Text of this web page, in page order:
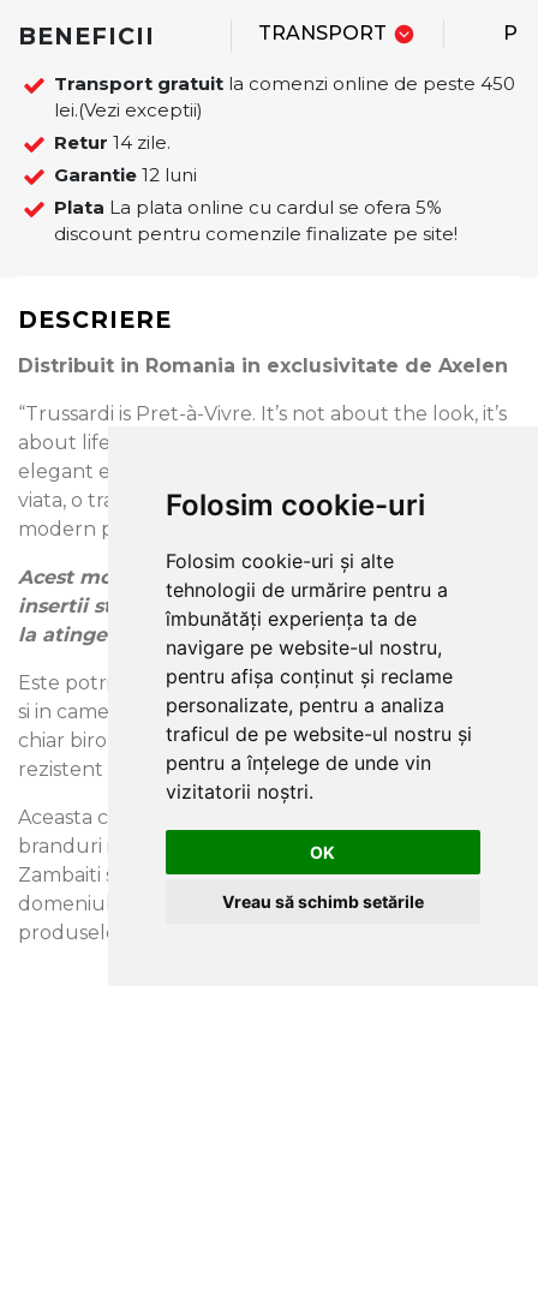
Folosim cookie-uri
Folosim cookie-uri și alte
tehnologii de urmărire pentru a
îmbunătăți experiența ta de
navigare pe website-ul nostru,
pentru afișa conținut și reclame
personalizate, pentru a analiza
traficul de pe website-ul nostru și
pentru a înțelege de unde vin
vizitatorii noștri.
OK
Vreau să schimb setările
BENEFICII TRANSPORT
Transport gratuit la comenzi online de peste 450
lei.(Vezi exceptii)
Retur 14 zile.
Garantie 12 luni
Plata La plata online cu cardul se ofera 5%
discount pentru comenzile finalizate pe site!
DESCRIERE
Distribuit in Romania in exclusivitate de Axelen
“Trussardi is Pret-à-Vivre. It’s not about the look, it’s
about lifestyle”, spune Nicola Trussardi Decorul
elegant este mai mult decat un look, este un stil de
viata, o transpunere a clasicului într-un spatiu
modern prin texturi si modele inedite.
Acest model simplu si elegant prezinta usoare
insertii stralucitoare, precum si elemente in relief
la atingere.
Este potrivit atat in livinguri, dormitoare si holuri, cat
si in camere de hotel, restaurante, baruri, cluburi si
chiar birouri. Calitate deosebita, superlavabil si
rezistent la frecare si zgarieturi.
Aceasta colectie este rezultatul colaborarii a doua
branduri italiene de renume: producatorul de tapet
Zambaiti si compania Trussardi, renumita atat in
domeniul modei, cat si in cel al parfumurilor sau al
produselor de design interior.